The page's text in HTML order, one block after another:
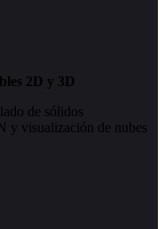
2D y 3D
de sólidos
y visualización de nubes